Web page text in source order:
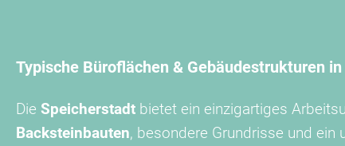
Typische Büroflächen & Gebäudestrukturen
Die Speicherstadt bietet ein einzigartiges
Backsteinbauten, besondere Grundrisse und ein